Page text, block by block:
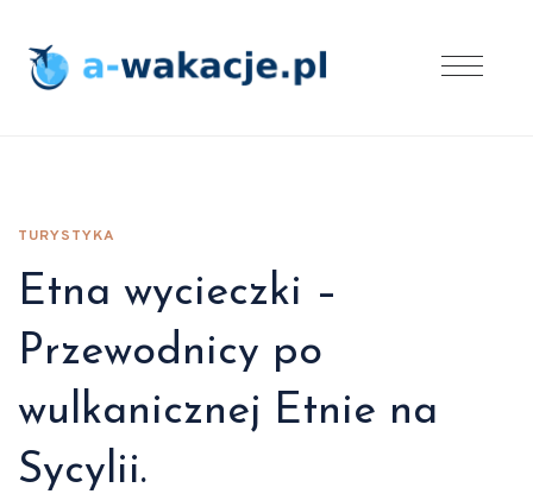
TURYSTYKA
Etna wycieczki –
Przewodnicy po
wulkanicznej Etnie na
Sycylii.